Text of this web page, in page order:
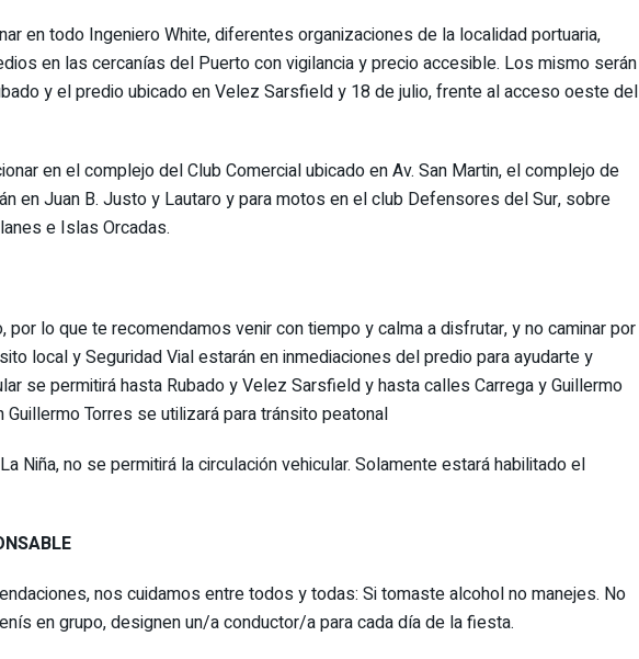
en todo Ingeniero White, diferentes organizaciones de la localidad portuaria,
en las cercanías del Puerto con vigilancia y precio accesible. Los mismo serán
y el predio ubicado en Velez Sarsfield y 18 de julio, frente al acceso oeste del
en el complejo del Club Comercial ubicado en Av. San Martin, el complejo de
en Juan B. Justo y Lautaro y para motos en el club Defensores del Sur, sobre
e Islas Orcadas.
por lo que te recomendamos venir con tiempo y calma a disfrutar, y no caminar por
local y Seguridad Vial estarán en inmediaciones del predio para ayudarte y
se permitirá hasta Rubado y Velez Sarsfield y hasta calles Carrega y Guillermo
Torres se utilizará para tránsito peatonal
Niña, no se permitirá la circulación vehicular. Solamente estará habilitado el
nos cuidamos entre todos y todas: Si tomaste alcohol no manejes. No
en grupo, designen un/a conductor/a para cada día de la fiesta.